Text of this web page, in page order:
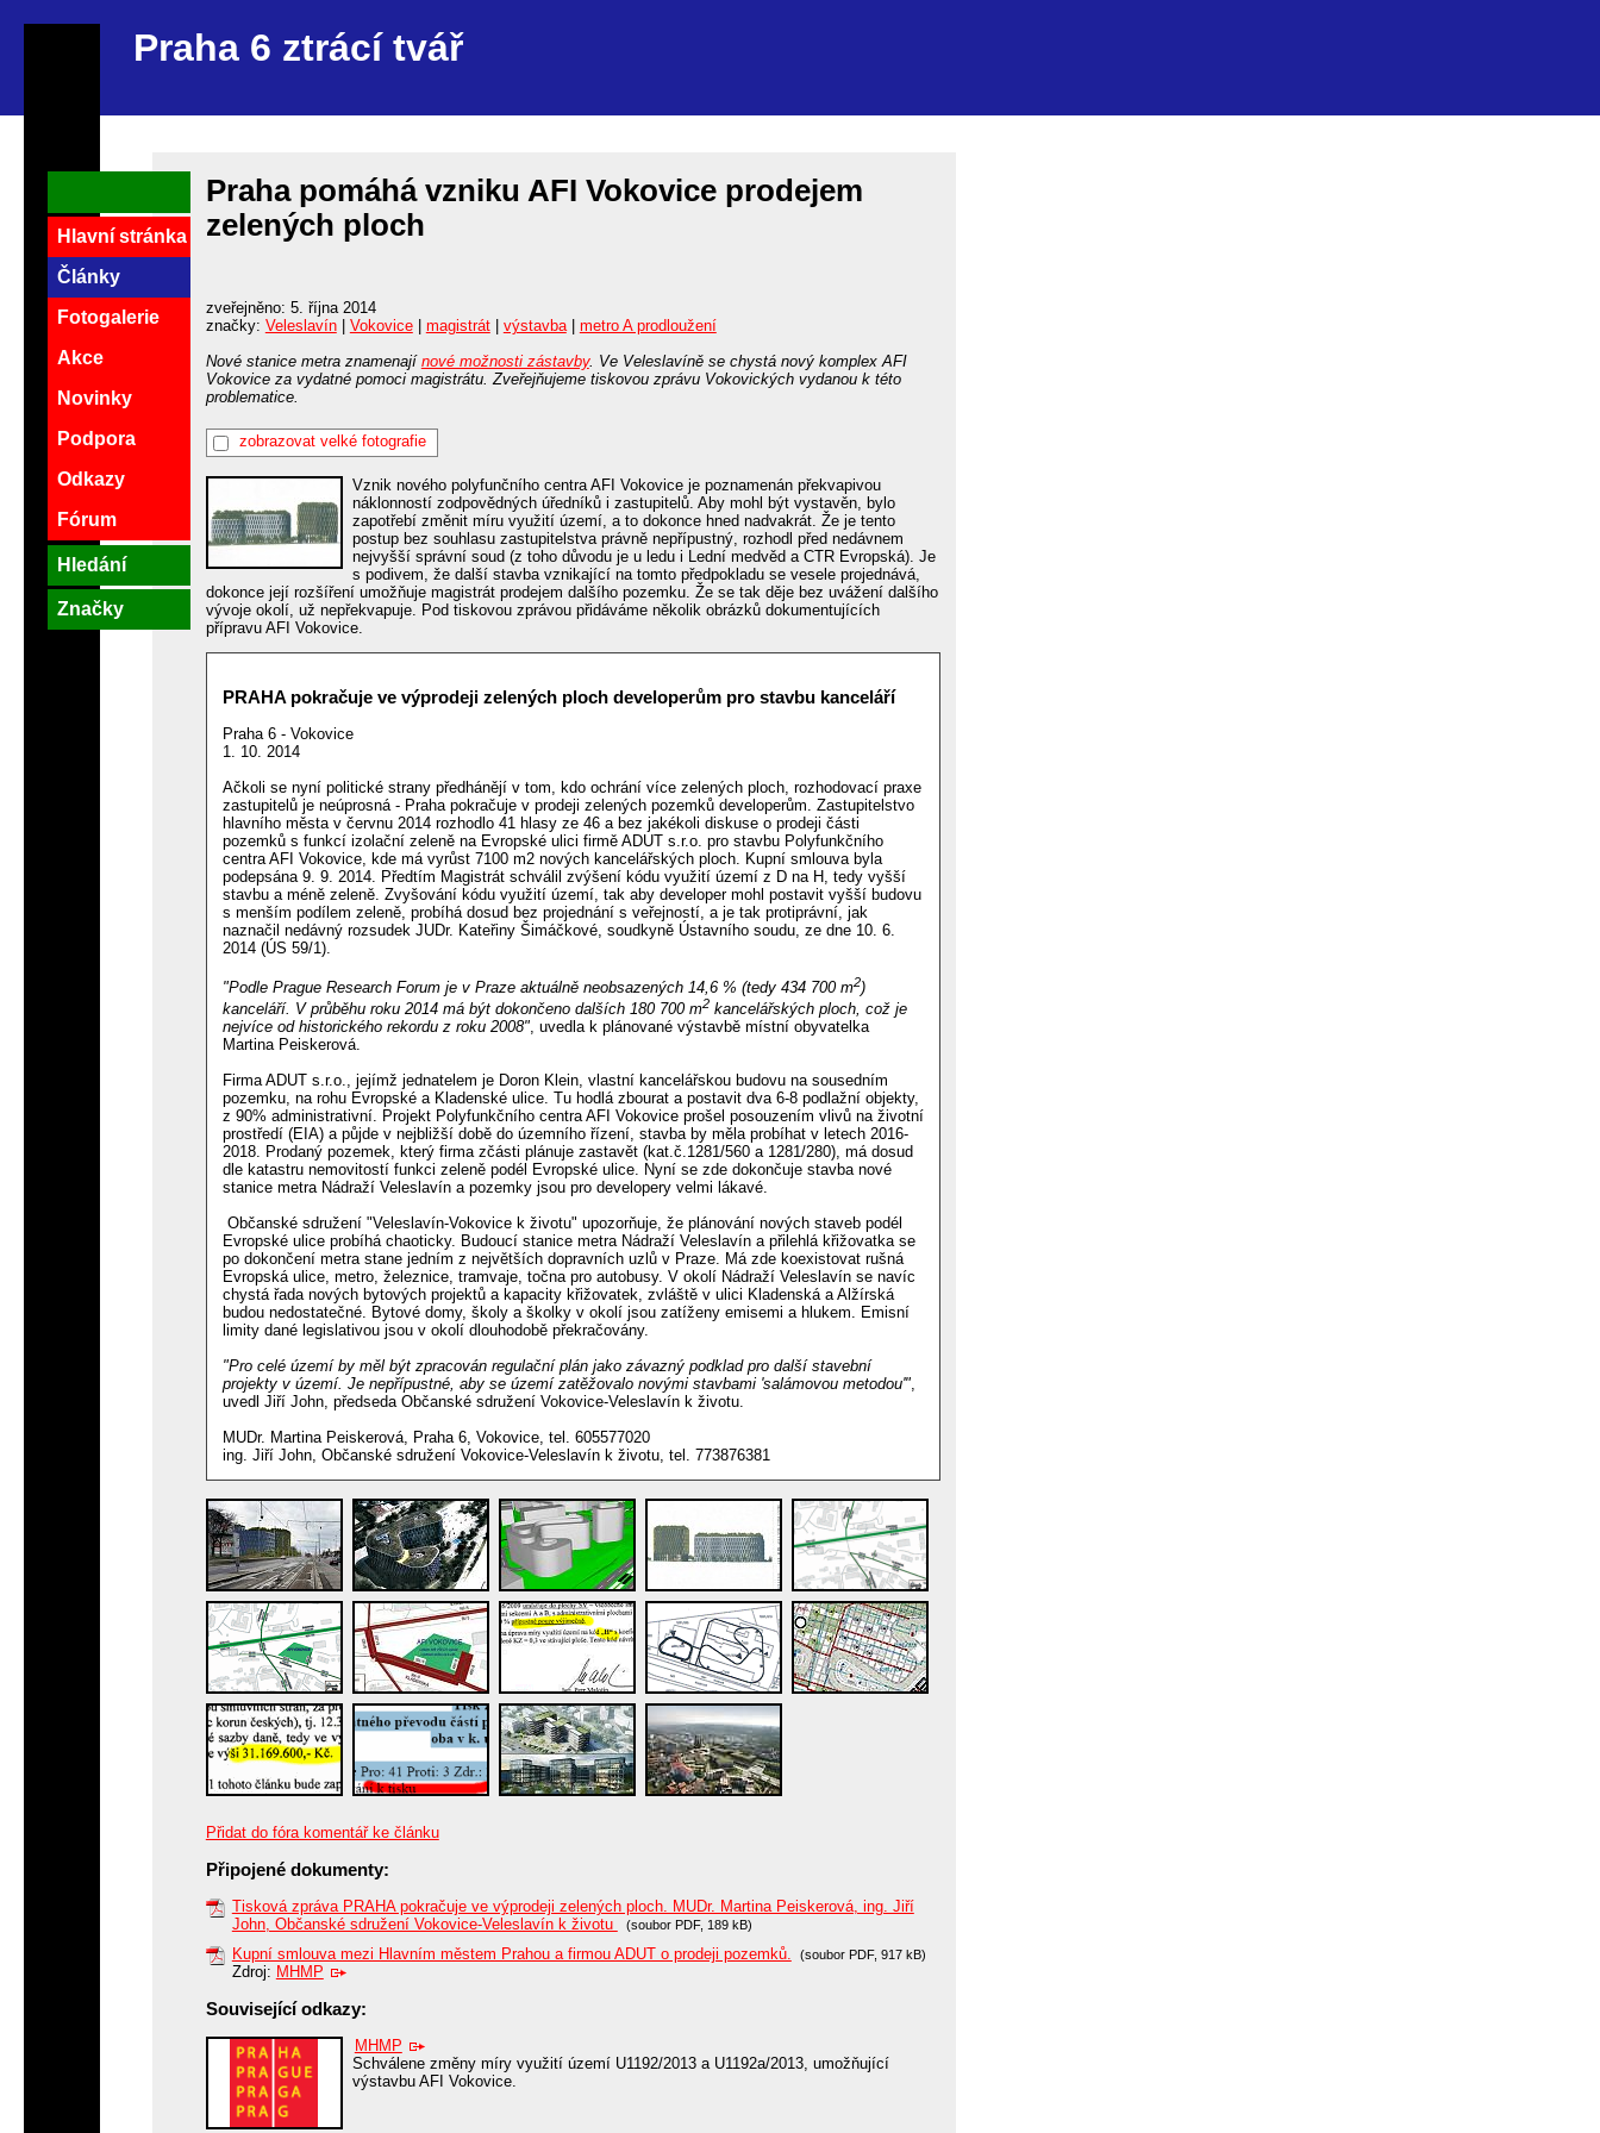
Praha 6 ztrácí tvář
Praha pomáhá vzniku AFI Vokovice prodejem
zelených ploch
zveřejněno: 5. října 2014
značky: Veleslavín| Vokovice| magistrát| výstavba| metro A prodloužení
Nové stanice metra znamenají nové možnosti zástavby. Ve Veleslavíně se chystá nový komplex AFI
Vokovice za vydatné pomoci magistrátu. Zveřejňujeme tiskovou zprávu Vokovických vydanou k této
problematice.
zobrazovat velké fotografie
Vznik nového polyfunčního centra AFI Vokovice je poznamenán překvapivou
náklonností zodpovědných úředníků i zastupitelů. Aby mohl být vystavěn, bylo
zapotřebí změnit míru využití území, a to dokonce hned nadvakrát. Že je tento
postup bez souhlasu zastupitelstva právně nepřípustný, rozhodl před nedávnem
nejvyšší správní soud (z toho důvodu je u ledu i Lední medvěd a CTR Evropská). Je
s podivem, že další stavba vznikající na tomto předpokladu se vesele projednává,
dokonce její rozšíření umožňuje magistrát prodejem dalšího pozemku. Že se tak děje bez uvážení dalšího
vývoje okolí, už nepřekvapuje. Pod tiskovou zprávou přidáváme několik obrázků dokumentujících
přípravu AFI Vokovice.
PRAHA pokračuje ve výprodeji zelených ploch developerům pro stavbu kanceláří
Praha 6 - Vokovice
1. 10. 2014
Ačkoli se nyní politické strany předhánějí v tom, kdo ochrání více zelených ploch, rozhodovací praxe
zastupitelů je neúprosná - Praha pokračuje v prodeji zelených pozemků developerům. Zastupitelstvo
hlavního města v červnu 2014 rozhodlo 41 hlasy ze 46 a bez jakékoli diskuse o prodeji části
pozemků s funkcí izolační zeleně na Evropské ulici firmě ADUT s.r.o. pro stavbu Polyfunkčního
centra AFI Vokovice, kde má vyrůst 7100 m2 nových kancelářských ploch. Kupní smlouva byla
podepsána 9. 9. 2014. Předtím Magistrát schválil zvýšení kódu využití území z D na H, tedy vyšší
stavbu a méně zeleně. Zvyšování kódu využití území, tak aby developer mohl postavit vyšší budovu
s menším podílem zeleně, probíhá dosud bez projednání s veřejností, a je tak protiprávní, jak
naznačil nedávný rozsudek JUDr. Kateřiny Šimáčkové, soudkyně Ústavního soudu, ze dne 10. 6.
2014 (ÚS 59/1).
"Podle Prague Research Forum je v Praze aktuálně neobsazených 14,6 % (tedy 434 700 m2)
kanceláří. V průběhu roku 2014 má být dokončeno dalších 180 700 m2kancelářských ploch, což je
nejvíce od historického rekordu z roku 2008", uvedla k plánované výstavbě místní obyvatelka
Martina Peiskerová.
Firma ADUT s.r.o., jejímž jednatelem je Doron Klein, vlastní kancelářskou budovu na sousedním
pozemku, na rohu Evropské a Kladenské ulice. Tu hodlá zbourat a postavit dva 6-8 podlažní objekty,
z 90% administrativní. Projekt Polyfunkčního centra AFI Vokovice prošel posouzením vlivů na životní
prostředí (EIA) a půjde v nejbližší době do územního řízení, stavba by měla probíhat v letech 2016-
2018. Prodaný pozemek, který firma zčásti plánuje zastavět (kat.č.1281/560 a 1281/280), má dosud
dle katastru nemovitostí funkci zeleně podél Evropské ulice. Nyní se zde dokončuje stavba nové
stanice metra Nádraží Veleslavín a pozemky jsou pro developery velmi lákavé.
Občanské sdružení "Veleslavín-Vokovice k životu" upozorňuje, že plánování nových staveb podél
Evropské ulice probíhá chaoticky. Budoucí stanice metra Nádraží Veleslavín a přilehlá křižovatka se
po dokončení metra stane jedním z největších dopravních uzlů v Praze. Má zde koexistovat rušná
Evropská ulice, metro, železnice, tramvaje, točna pro autobusy. V okolí Nádraží Veleslavín se navíc
chystá řada nových bytových projektů a kapacity křižovatek, zvláště v ulici Kladenská a Alžírská
budou nedostatečné. Bytové domy, školy a školky v okolí jsou zatíženy emisemi a hlukem. Emisní
limity dané legislativou jsou v okolí dlouhodobě překračovány.
"Pro celé území by měl být zpracován regulační plán jako závazný podklad pro další stavební
projekty v území. Je nepřípustné, aby se území zatěžovalo novými stavbami 'salámovou metodou'",
uvedl Jiří John, předseda Občanské sdružení Vokovice-Veleslavín k životu.
MUDr. Martina Peiskerová, Praha 6, Vokovice, tel. 605577020
ing. Jiří John, Občanské sdružení Vokovice-Veleslavín k životu, tel. 773876381
Přidat do fóra komentář ke článku
Připojené dokumenty:
Tisková zpráva PRAHA pokračuje ve výprodeji zelených ploch. MUDr. Martina Peiskerová, ing. Jiří
John, Občanské sdružení Vokovice-Veleslavín k životu
(soubor PDF, 189 kB)
Kupní smlouva mezi Hlavním městem Prahou a firmou ADUT o prodeji pozemků. (soubor PDF, 917 kB)
Zdroj: MHMP
Související odkazy:
MHMP
Schválene změny míry využití území U1192/2013 a U1192a/2013, umožňující
výstavbu AFI Vokovice.
Hlavní stránka
Články
Fotogalerie
Akce
Novinky
Podpora
Odkazy
Fórum
Hledání
Značky